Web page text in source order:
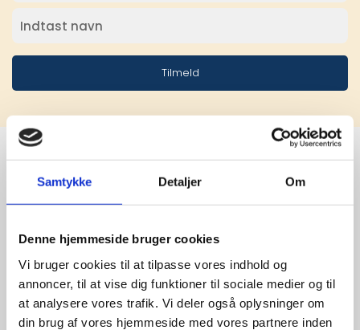
Samtykke Detaljer Om
Denne hjemmeside bruger cookies
Vi bruger cookies til at tilpasse vores indhold og
annoncer, til at vise dig funktioner til sociale medier og til
at analysere vores trafik. Vi deler også oplysninger om
din brug af vores hjemmeside med vores partnere inden
Tilmeld
Stærke
leverandører
giver større
udvalg